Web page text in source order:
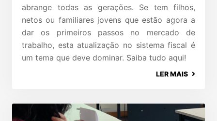
abrange todas as gerações. Se tem filhos,
netos ou familiares jovens que estão agora a
dar os primeiros passos no mercado de
trabalho, esta atualização no sistema fiscal é
um tema que deve dominar. Saiba tudo aqui!
LER MAIS